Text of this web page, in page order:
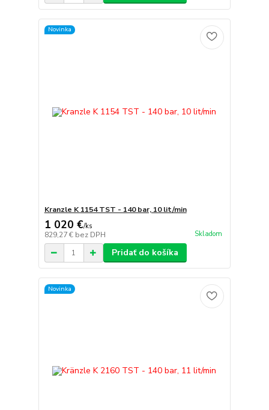
Novinka
Kranzle K 1154 TST - 140 bar, 10 lit/min
1 020 €/ks
829,27 € bez DPH Skladom
Pridať do košíka
Novinka